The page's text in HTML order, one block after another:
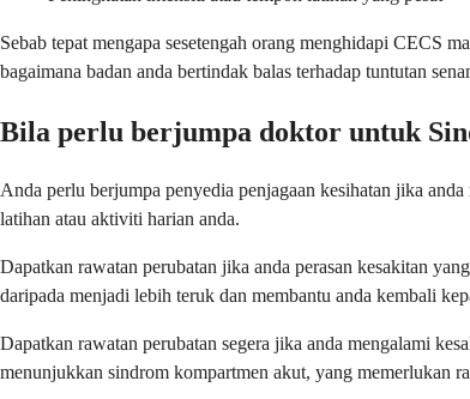
Sebab tepat mengapa sesetengah orang menghidapi CECS
bagaimana badan anda bertindak balas terhadap tuntutan
Bila perlu berjumpa doktor untuk
Anda perlu berjumpa penyedia penjagaan kesihatan jika
latihan atau aktiviti harian anda.
Dapatkan rawatan perubatan jika anda perasan kesakitan
daripada menjadi lebih teruk dan membantu anda kembali
Dapatkan rawatan perubatan segera jika anda mengalami
menunjukkan sindrom kompartmen akut, yang memerlukan